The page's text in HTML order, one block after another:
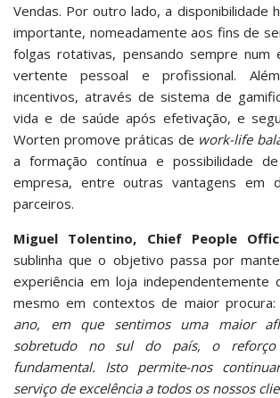
Vendas. Por outro lado, a disponibilidade
importante, nomeadamente aos fins de
folgas rotativas, pensando sempre num
vertente pessoal e profissional.
incentivos, através de sistema de
vida e de saúde após efetivação, e
Worten promove práticas de work-life
a formação contínua e possibilidade
empresa, entre outras vantagens em
parceiros.
Miguel Tolentino, Chief People
sublinha que o objetivo passa por
experiência em loja independentemente
mesmo em contextos de maior procura:
ano, em que sentimos uma maior
sobretudo no sul do país, o
fundamental. Isto permite-nos
serviço de excelência a todos os nossos